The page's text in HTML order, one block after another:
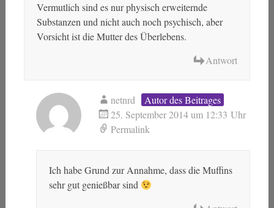
Vermutlich sind es nur physisch erweiternde
Substanzen und nicht auch noch psychisch, aber
Vorsicht ist die Mutter des Überlebens.
Antwort
netnrd
Autor des Beitrages
25. September 2014 um 12:33 Uhr
Permalink
Ich habe Grund zur Annahme, dass die Muffins
sehr gut genießbar sind